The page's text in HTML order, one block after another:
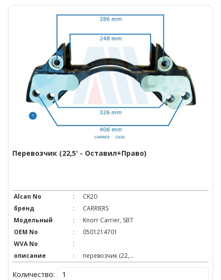
Перевозчик (22,5' - Оставил+право)
Alcan No :
CK20
бренд
:
CARRIERS
Модельный
:
Knorr Carrier, SB7
OEM No
:
0501214701
WVA No
:
описание
: перевозчик (22,...
Количество: